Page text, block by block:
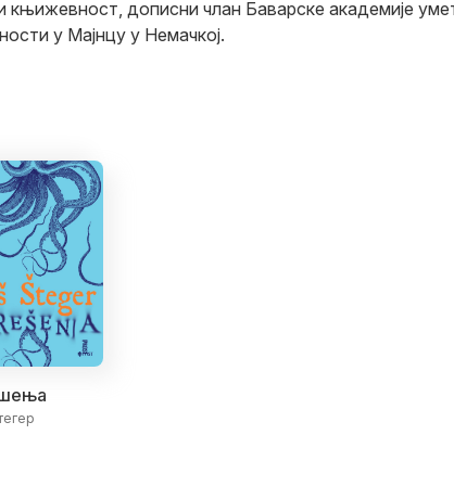
књижевност, дописни члан Баварске академије
у Мајнцу у Немачкој.